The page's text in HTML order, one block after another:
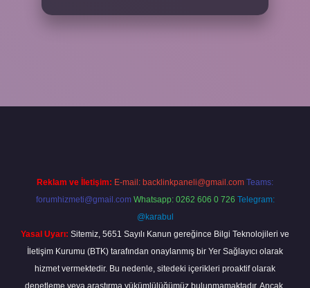
Reklam ve İletişim: E-mail: backlinkpaneli@gmail.com Teams:
forumhizmeti@gmail.com Whatsapp: 0262 606 0 726 Telegram:
@karabul
Yasal Uyarı: Sitemiz, 5651 Sayılı Kanun gereğince Bilgi Teknolojileri ve
İletişim Kurumu (BTK) tarafından onaylanmış bir Yer Sağlayıcı olarak
hizmet vermektedir. Bu nedenle, sitedeki içerikleri proaktif olarak
denetleme veya araştırma yükümlülüğümüz bulunmamaktadır. Ancak,